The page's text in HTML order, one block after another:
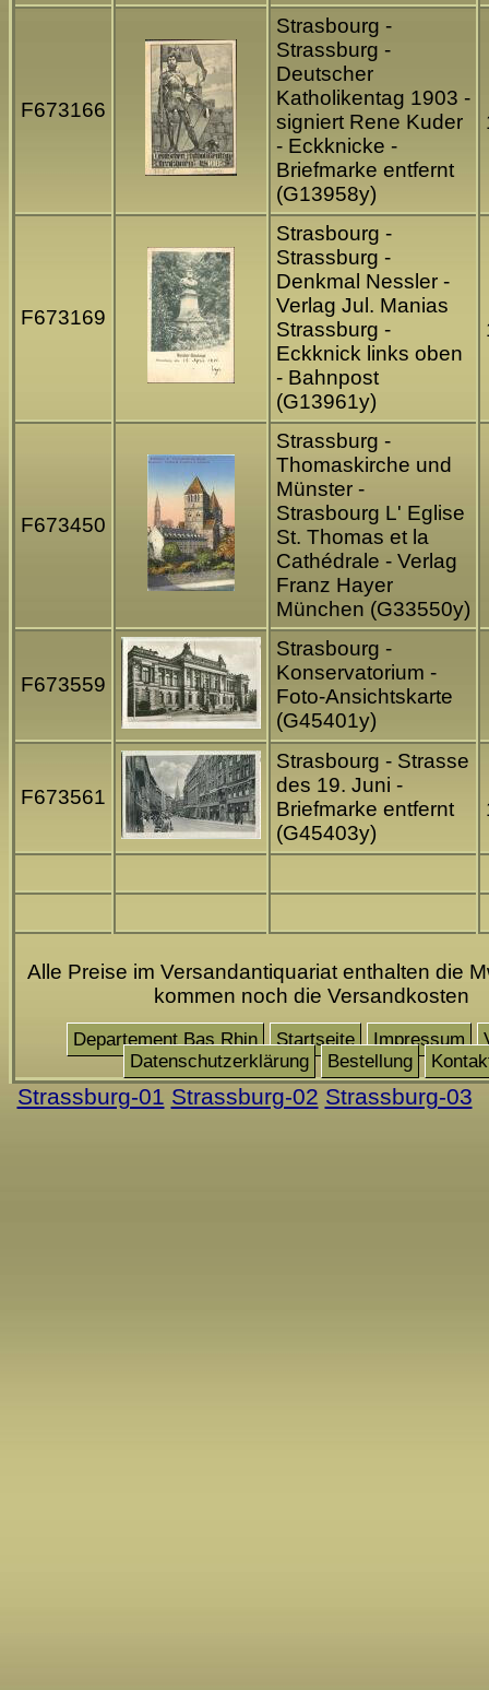
F673166
Strasbourg -
Strassburg -
Deutscher
Katholikentag 1903 -
signiert Rene Kuder
- Eckknicke -
Briefmarke entfernt
(G13958y)
F673169
Strasbourg -
Strassburg -
Denkmal Nessler -
Verlag Jul. Manias
Strassburg -
Eckknick links oben
- Bahnpost
(G13961y)
F673450
Strassburg -
Thomaskirche und
Münster -
Strasbourg L' Eglise
St. Thomas et la
Cathédrale - Verlag
Franz Hayer
München (G33550y)
F673559
Strasbourg -
Konservatorium -
Foto-Ansichtskarte
(G45401y)
F673561
Strasbourg - Strasse
des 19. Juni -
Briefmarke entfernt
(G45403y)
Alle Preise im Versandantiquariat enthalten die
kommen noch die Versandkosten
Departement Bas Rhin Startseite Impressum
Datenschutzerklärung
Bestellung
Strassburg-01 Strassburg-02 Strassburg-03